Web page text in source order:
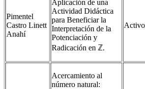
Pimentel
Castro Linett
Anahí
Aplicación de una
Actividad Didáctica
para Beneficiar la
Interpretación de la
Potenciación y
Radicación en ℤ.
Activo
Acercamiento al
número natural: